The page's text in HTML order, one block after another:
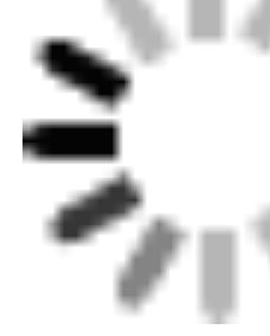
Contact
Demande de soumission
machine de soudage par
Machine de soudage à
Appareils de fusion
• les personnes âgées Cycle